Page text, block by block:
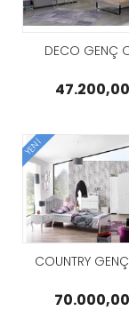
YEMEK
TAKIMI
DECO GENÇ
YENI
COUNTRY